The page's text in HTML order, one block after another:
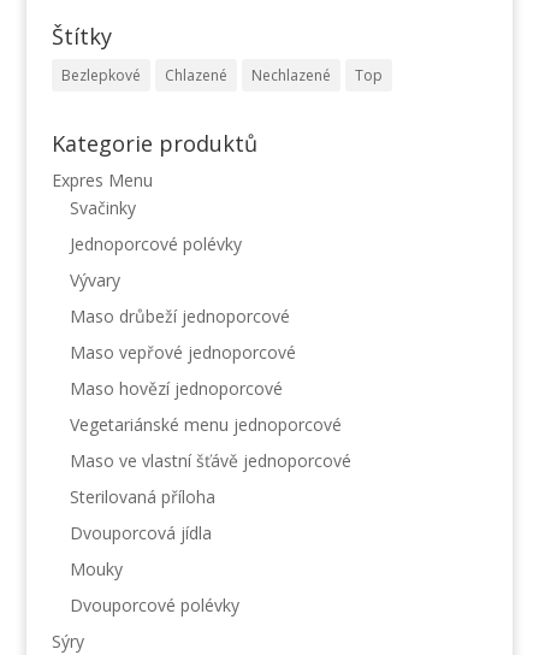
Štítky
Bezlepkové Chlazené Nechlazené Top
Kategorie produktů
Expres Menu
Svačinky
Jednoporcové polévky
Vývary
Maso drůbeží jednoporcové
Maso vepřové jednoporcové
Maso hovězí jednoporcové
Vegetariánské menu jednoporcové
Maso ve vlastní šťávě jednoporcové
Sterilovaná příloha
Dvouporcová jídla
Mouky
Dvouporcové polévky
Sýry